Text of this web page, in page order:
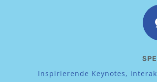
Inspirierende Keynotes,